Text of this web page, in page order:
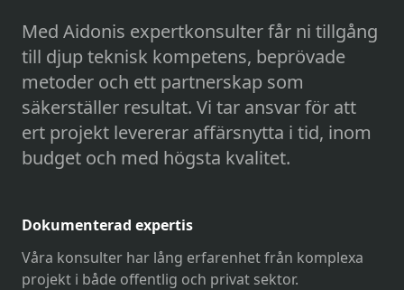
Med Aidonis expertkonsulter får ni tillgång
till djup teknisk kompetens, beprövade
metoder och ett partnerskap som
säkerställer resultat. Vi tar ansvar för att
ert projekt levererar affärsnytta i tid, inom
budget och med högsta kvalitet.
Dokumenterad expertis
Våra konsulter har lång erfarenhet från komplexa
projekt i både offentlig och privat sektor.